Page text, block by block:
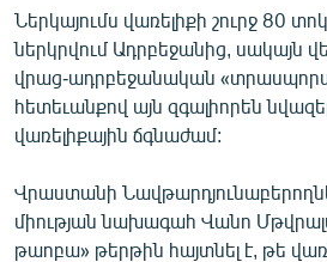
ՁԳՏԵԼՈՎ ԼԱՎԱԳՈՒՅՆԻՆ
ՓՈԴՔԱՍԹ
Հայերեն
English
Русский
Ներկայումս վառելիքի շուրջ 80
ներկրվում Ադրբեջանից, սակայն
վրաց-ադրբեջանական
հետեւանքով այն զգալիորեն
վառելիքային ճգնաժամ:
Վրաստանի
միության նախագահ Վանո
թաոբա» թերթին հայտնել է, թե